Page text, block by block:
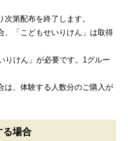
第配布を終了します。
、「こどもせいりけん」は取得
りけん」が必要です。1グルー
は、体験する人数分のご購入が
る場合